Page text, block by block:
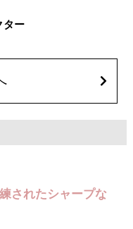
施術部位の細菌感染症、皮膚
います。化膿止め・痛み止め
ター
されたシャープな